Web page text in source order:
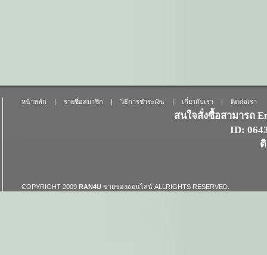
หน้าหลัก | รายชื่อสมาชิก | วิธีการชำระเงิน | เกี่ยวกับเรา | ติดต่อเรา
สนใจสั่งซื้อสามารถ
ID:
COPYRIGHT 2009 RAN4U ขายของออนไลน์ ALLRIGHTS RESERVED.